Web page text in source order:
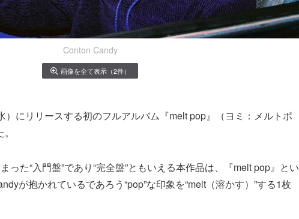
Conton Candy
画像を全て表示（2件）
）にリリースする初のフルアルバム『melt pop』（ヨミ：メルトポ
った“入門盤”であり“完全盤”ともいえる本作品は、『melt pop』とい
が抱かれているであろう“pop”な印象を“melt（溶かす）”する1枚